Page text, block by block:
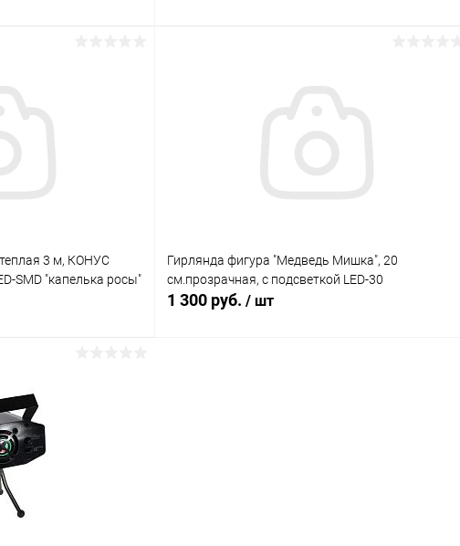
3 м, КОНУС
SMD "капелька росы"
В наличии (1)
Гирлянда фигура "Медведь Мишка", 20
см.прозрачная, с подсветкой LED-30
1 300 руб. / шт